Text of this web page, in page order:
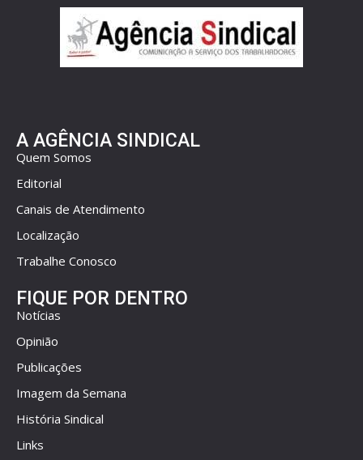
A AGÊNCIA SINDICAL
Quem Somos
Editorial
Canais de Atendimento
Localização
Trabalhe Conosco
FIQUE POR DENTRO
Notícias
Opinião
Publicações
Imagem da Semana
História Sindical
Links